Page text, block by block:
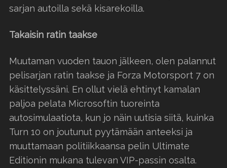
sarjan autoilla sekä kisarekoilla.
Takaisin ratin taakse
Muutaman vuoden tauon jälkeen, olen palannut
pelisarjan ratin taakse ja Forza Motorsport 7 on
käsittelyssäni. En ollut vielä ehtinyt kamalan
paljoa pelata Microsoftin tuoreinta
autosimulaatiota, kun jo näin uutisia siitä, kuinka
Turn 10 on joutunut pyytämään anteeksi ja
muuttamaan politiikkaansa pelin Ultimate
Editionin mukana tulevan VIP-passin osalta.